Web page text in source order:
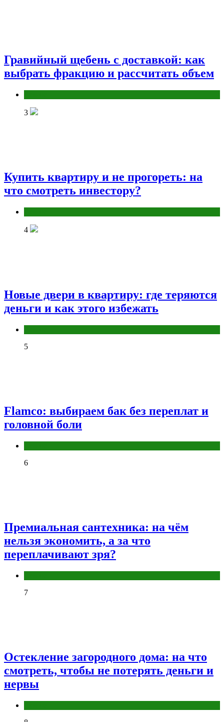
Гравийный щебень с доставкой: как
выбрать фракцию и рассчитать объем
3
Купить квартиру и не прогореть: на
что смотреть инвестору?
4
Новые двери в квартиру: где теряются
деньги и как этого избежать
5
Flamco: выбираем бак без переплат и
головной боли
6
Премиальная сантехника: на чём
нельзя экономить, а за что
переплачивают зря?
7
Остекление загородного дома: на что
смотреть, чтобы не потерять деньги и
нервы